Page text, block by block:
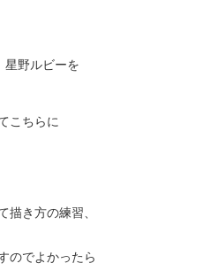
星野ルビーを
こちらに
描き方の練習、
のでよかったら